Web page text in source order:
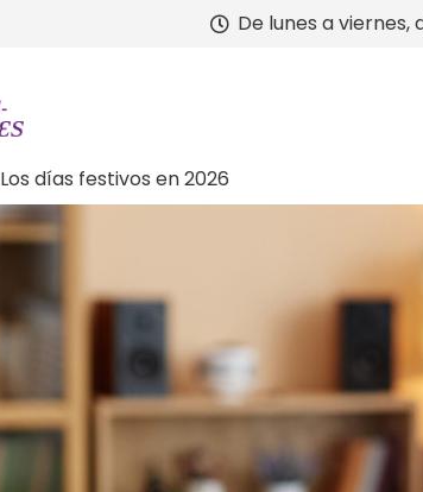
De lunes a viernes,
Los días festivos en 2026